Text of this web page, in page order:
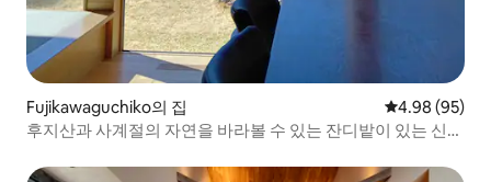
Fujikawaguchiko의 집 평점 4.98점(5
4.98 (95)
후지산과 사계절의 자연을 바라볼 수 있는 잔디밭이 있는 신축